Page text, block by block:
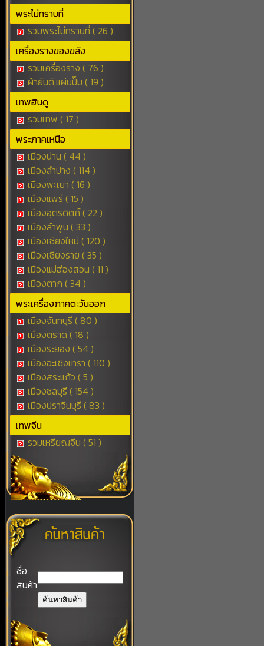
พระไม่ทราบที่
รวมพระไม่ทราบที่ ( 26 )
เครื่องรางของขลัง
รวมเครื่องราง ( 76 )
ผ้ายันต์,แผ่นปั๊ม ( 19 )
เทพฮินดู
รวมเทพ ( 17 )
พระภาคเหนือ
เมืองน่าน ( 44 )
เมืองลำปาง ( 114 )
เมืองพะเยา ( 16 )
เมืองแพร่ ( 15 )
เมืองอุตรดิตถ์ ( 22 )
เมืองลำพูน ( 33 )
เมืองเชียงใหม่ ( 120 )
เมืองเชียงราย ( 35 )
เมืองแม่ฮ่องสอน ( 11 )
เมืองตาก ( 34 )
พระเครื่องภาคตะวันออก
เมืองจันทบุรี ( 80 )
เมืองตราด ( 18 )
เมืองระยอง ( 54 )
เมืองฉะเชิงเทรา ( 110 )
เมืองสระแก้ว ( 5 )
เมืองชลบุรี ( 154 )
เมืองปราจีนบุรี ( 83 )
เทพจีน
รวมเหรียญจีน ( 51 )
ชื่อ
สินค้า